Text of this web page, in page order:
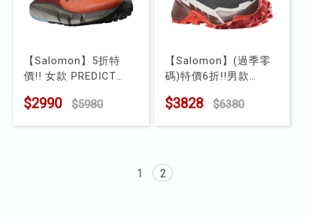
【Salomon】5折特
價!! 女款 PREDICT
型號 : L41460600
$2990 $5980
【Salomon】(過季零
碼)特價6折!!男款
Goretex 中筒登山鞋
$3828 $6380
1 2